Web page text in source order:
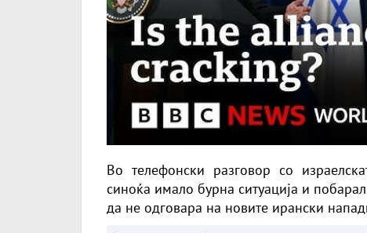
Во телефонски разговор со
синоќа имало бурна ситуација и
да не одговара на новите ирански